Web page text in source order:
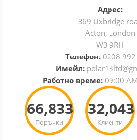
Адрес:
369 Uxbridge
Acton, London
W3 9RH
Телефон: 0208
Имейл:
Работно време: 09:00
Поръчки
66,833
Клиенти
32,043